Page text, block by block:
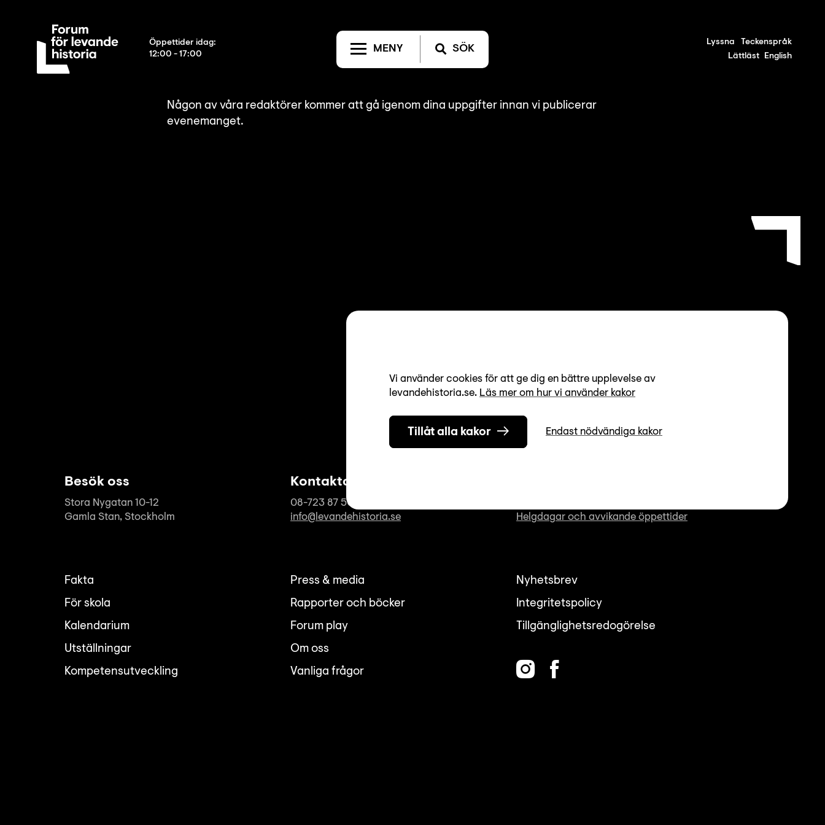
Öppettider idag:
12:00 - 17:00
MENY SÖK
Lyssna
Teckenspråk
Lättläst
English
Vi använder cookies för att ge dig en bättre upplevelse av
levandehistoria.se. Läs mer om hur vi använder kakor
Tillåt alla kakor Endast nödvändiga kakor
Någon av våra redaktörer kommer att gå igenom dina uppgifter innan vi publicerar
evenemanget.
Besök oss
Stora Nygatan 10-12
Gamla Stan, Stockholm
Kontakta oss
08-723 87 50
info@levandehistoria.se
Helgdagar och avvikande öppettider
Fakta
För skola
Kalendarium
Utställningar
Kompetensutveckling
Press & media
Rapporter och böcker
Forum play
Om oss
Vanliga frågor
Nyhetsbrev
Integritetspolicy
Tillgänglighetsredogörelse